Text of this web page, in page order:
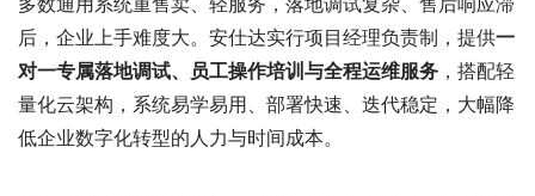
后，企业上手难度大。安仕达实行项目经理负责制，提供一
对一专属落地调试、员工操作培训与全程运维服务 ，搭配轻
量化云架构，系统易学易用、部署快速、迭代稳定，大幅降
低企业数字化转型的人力与时间成本。